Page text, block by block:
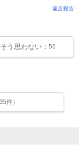
違反報告
そう思わない： 55
35件）